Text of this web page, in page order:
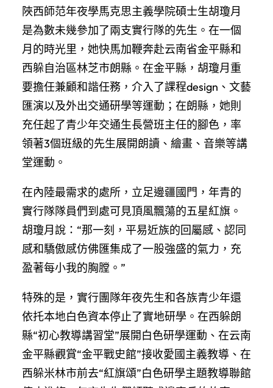
陜西師范年夜學馬克思主義學院碩士生胡瓊月
是為數未幾參加了兩支實行隊的先生。在一個
月的時光里，她快馬加鞭奔赴云南省金平縣和
西躲自治區林芝市朗縣。在金平縣，胡瓊月重
要擔任兼顧和諧任務，介入了課程design、文藝
匯演以及外出交通研學等運動；在朗縣，她則
充任起了青少年交通生長營班主任的腳色，率
領著3個班級的先生展開朗讀、繪畫、音樂等講
堂運動。
在內陸最需求的處所，立足邊疆國門，年青的
實行隊隊員們到處可見頂風飄蕩的五星紅旗。
胡瓊月說：“那一刻，平易近族的回屬感、認同
感和驕傲感仿佛匯集成了一股強盛的氣力，充
盈著每小我的胸膛。”
特殊的是，實行團隊年夜先生和各族青少年還
依托本地白色資本停止了實地研學。在西躲朗
縣“初心教導講習堂”展開白色研學運動、在云南
金平縣觀賞“金平戰史館”接收愛國主義教導、在
西躲米林市前去“紅旗頌”白色研學主題教導聯館